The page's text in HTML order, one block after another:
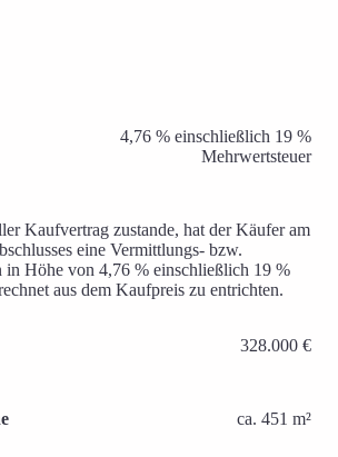
4,76 % einschließlich 19 %
Mehrwertsteuer
Kaufvertrag zustande, hat der Käufer am
eine Vermittlungs- bzw.
in Höhe von 4,76 % einschließlich 19 %
aus dem Kaufpreis zu entrichten.
328.000 €
ca. 451 m²